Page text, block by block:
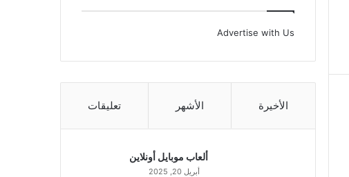
Advertise with Us
الأخيرة الأشهر تعليقات
ألعاب موبايل أونلاين
أبريل 20, 2025